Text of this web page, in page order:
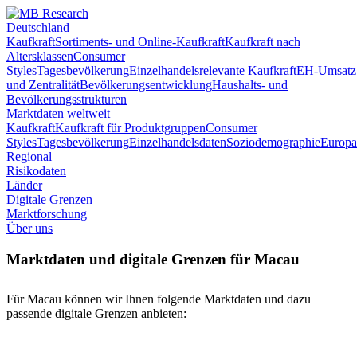
Deutschland
KaufkraftSortiments- und Online-KaufkraftKaufkraft nach
AltersklassenConsumer
StylesTagesbevölkerungEinzelhandelsrelevante KaufkraftEH-Umsatz
und ZentralitätBevölkerungsentwicklungHaushalts- und
Bevölkerungsstrukturen
Marktdaten weltweit
KaufkraftKaufkraft für ProduktgruppenConsumer
StylesTagesbevölkerungEinzelhandelsdatenSoziodemographieEuropa
Regional
Risikodaten
Länder
Digitale Grenzen
Marktforschung
Über uns
Marktdaten und digitale Grenzen für Macau
Für Macau können wir Ihnen folgende Marktdaten und dazu
passende digitale Grenzen anbieten: